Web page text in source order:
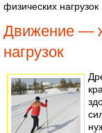
физических нагрузок
Движение —
нагрузок